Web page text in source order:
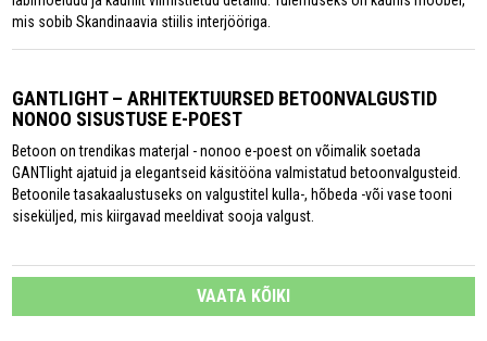
mis sobib Skandinaavia stiilis interjööriga.
GANTLIGHT – ARHITEKTUURSED BETOONVALGUSTID
NONOO SISUSTUSE E-POEST
Betoon on trendikas materjal - nonoo e-poest on võimalik soetada
GANTlight ajatuid ja elegantseid käsitööna valmistatud betoonvalgusteid.
Betoonile tasakaalustuseks on valgustitel kulla-, hõbeda -või vase tooni
siseküljed, mis kiirgavad meeldivat sooja valgust.
VAATA KÕIKI